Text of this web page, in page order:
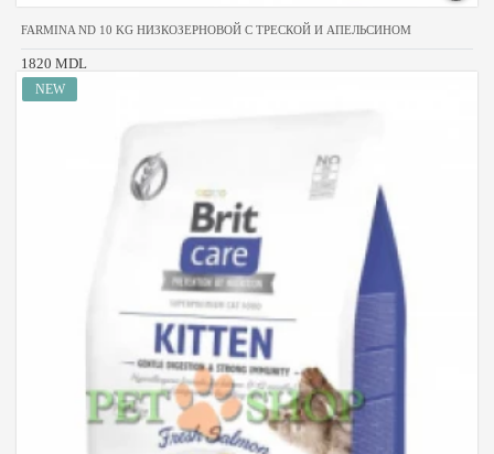
FARMINA ND 10 KG НИЗКОЗЕРНОВОЙ С ТРЕСКОЙ И АПЕЛЬСИНОМ
1820 MDL